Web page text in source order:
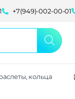
+7(949)-002-00-01
кольца